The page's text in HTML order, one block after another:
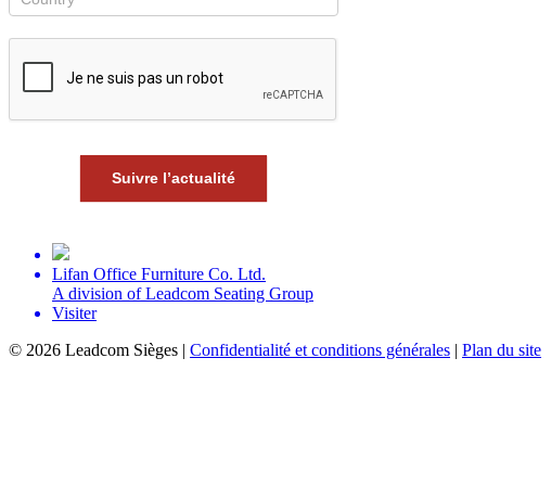
Suivre l’actualité
Lifan Office Furniture Co. Ltd.
A division of Leadcom Seating Group
Visiter
© 2026 Leadcom Sièges | Confidentialité et conditions générales | Plan du site